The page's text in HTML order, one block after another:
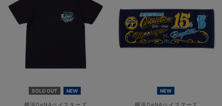
SOLD OUT NEW
横浜DeNAベイスターズ
NEW
横浜DeNAベイスターズ